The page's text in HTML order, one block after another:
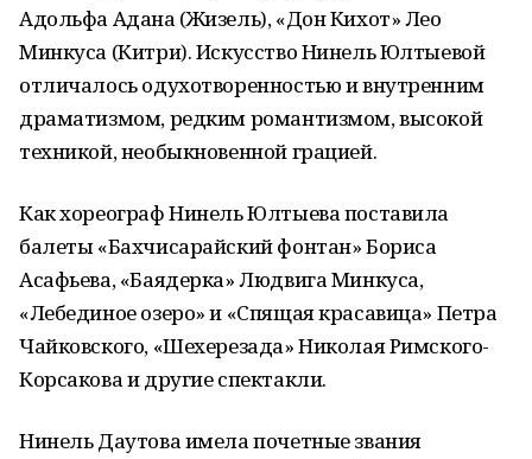
Адольфа Адана (Жизель), «Дон Кихот» Лео
Минкуса (Китри). Искусство Нинель Юлтыевой
отличалось одухотворенностью и внутренним
драматизмом, редким романтизмом, высокой
техникой, необыкновенной грацией.
Как хореограф Нинель Юлтыева поставила
балеты «Бахчисарайский фонтан» Бориса
Асафьева, «Баядерка» Людвига Минкуса,
«Лебединое озеро» и «Спящая красавица» Петра
Чайковского, «Шехерезада» Николая Римского-
Корсакова и другие спектакли.
Нинель Даутова имела почетные звания